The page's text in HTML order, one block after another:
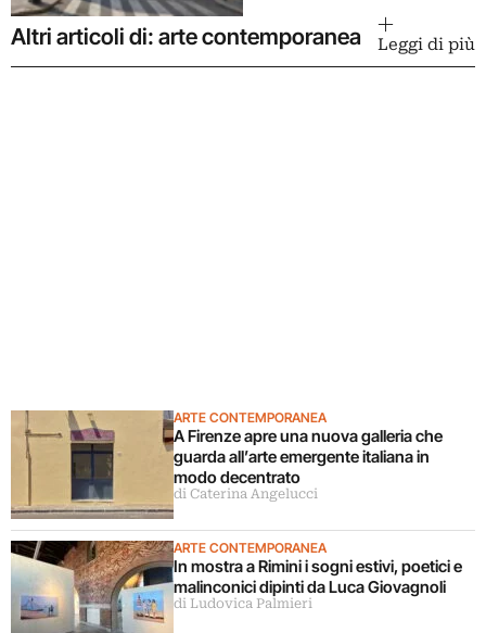
Altri articoli di: arte contemporanea Leggi di più
ARTE CONTEMPORANEA
A Firenze apre una nuova galleria che
guarda all’arte emergente italiana in
modo decentrato
di Caterina Angelucci
ARTE CONTEMPORANEA
In mostra a Rimini i sogni estivi, poetici e
malinconici dipinti da Luca Giovagnoli
di Ludovica Palmieri